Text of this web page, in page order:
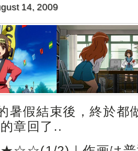
14, 2009
暑假結束後，終於都
章回了..